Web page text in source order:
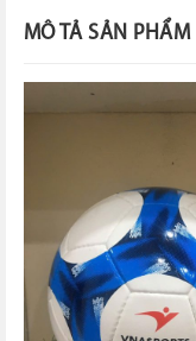
MÔ TẢ SẢN PHẨM